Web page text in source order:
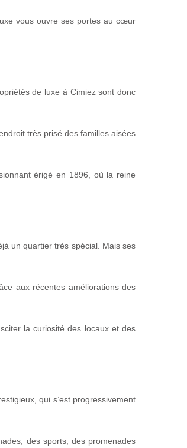
vous ouvre ses portes au cœur
de luxe à Cimiez sont donc
très prisé des familles aisées
érigé en 1896, où la reine
un quartier très spécial. Mais ses
aux récentes améliorations des
la curiosité des locaux et des
qui s’est progressivement
des sports, des promenades